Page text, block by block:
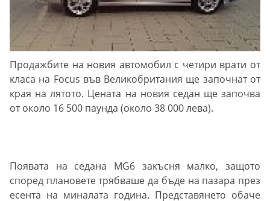
Продажбите на новия автомобил с четири врати от
класа на Focus във Великобритания ще започнат от
края на лятото. Цената на новия седан ще започва
от около 16 500 паунда (около 38 000 лева).
Появата на седана MG6 закъсня малко, защото
според плановете трябваше да бъде на пазара през
есента на миналата година. Представянето обаче